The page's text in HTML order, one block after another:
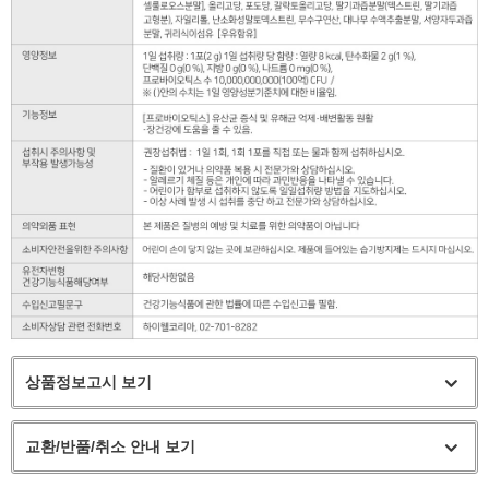
상품정보고시 보기
교환/반품/취소 안내 보기